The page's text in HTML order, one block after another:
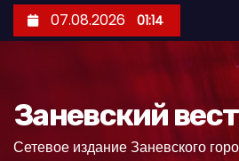
е
07.08.2026 01:14
Заневский
Сетевое издание Заневского